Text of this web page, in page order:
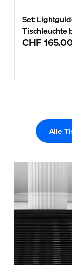
Set:
Tischleuchte
CHF 165.00
Alle